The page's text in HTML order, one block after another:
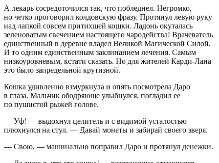
А лекарь сосредоточился так, что побледнел. Негромко,
но четко проговорил колдовскую фразу. Протянул левую руку
над лапкой совсем притихшей кошки. Ладонь окуталась
зеленоватым свечением настоящего чародейства! Врачеватель
единственный в деревне владел Великой Магической Силой.
И то одним единственным заклинанием лечения. Самым
низкоуровневым, кстати сказать. Но для жителей Карди-Лана
это было запредельной крутизной.
Кошка удивленно взмуркнула и опять посмотрела Даро
в глаза. Мальчик ободряюще улыбнулся, погладил ее
по пушистой рыжей голове.
— Уф! — выдохнул целитель и с видимой усталостью
плюхнулся на стул. — Давай монеты и забирай своего зверя.
— Свою, — машинально поправил Даро и протянул денежки.